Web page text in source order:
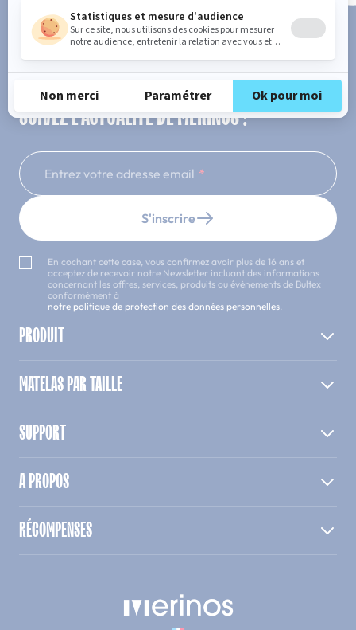
SUIVEZ L'ACTUALITÉ DE MERINOS !
Entrez votre adresse email
S'inscrire
En cochant cette case, vous confirmez avoir plus de 16 ans et
acceptez de recevoir notre Newsletter incluant des informations
concernant les offres, services, produits ou évènements de Bultex
conformément à
notre politique de protection des données personnelles.
PRODUIT
MATELAS PAR TAILLE
SUPPORT
A PROPOS
RÉCOMPENSES